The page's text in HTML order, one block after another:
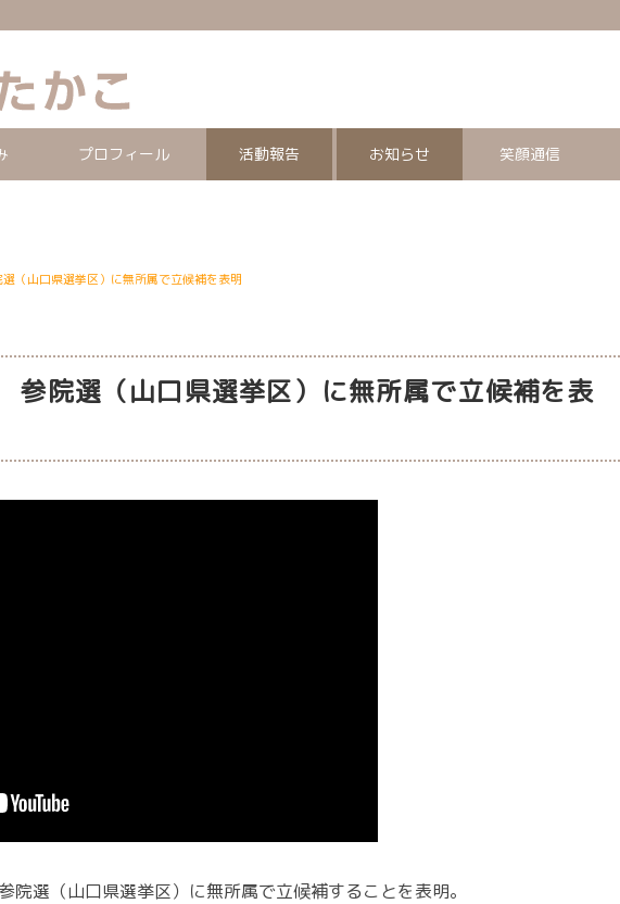
プロフィール 活動報告 お知らせ 笑顔通信
（山口県選挙区）に無所属で立候補を表明
院選（山口県選挙区）に無所属で立候補を表
選（山口県選挙区）に無所属で立候補することを表明。